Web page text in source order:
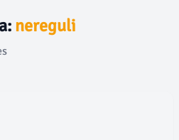
nereguli